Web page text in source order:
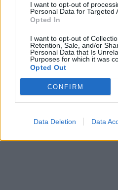
I want to opt-out of
Personal Data for Targeted
Opted In
I want to opt-out of
Retention, Sale, and/or
Personal Data that Is
Purposes for which it was
Opted Out
CONFIRM
Data Deletion Data
Horoskopi 29 Gusht 2024,
zbuloni çfarë kanë
parashikuar yjet për ju